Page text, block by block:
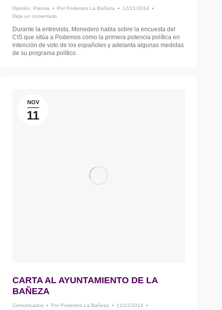
Opinión Prensa Por Podemos La Bañeza
12/11/2014
Deja un comentario
Durante la entrevista, Monedero habla sobre la encuesta del
CIS que sitúa a Podemos como la primera potencia política en
intención de voto de los españoles y adelanta algunas medidas
de su programa político.
NOV
11
CARTA AL AYUNTAMIENTO DE LA
BAÑEZA
Comunicados Por Podemos La Bañeza
11/11/2014